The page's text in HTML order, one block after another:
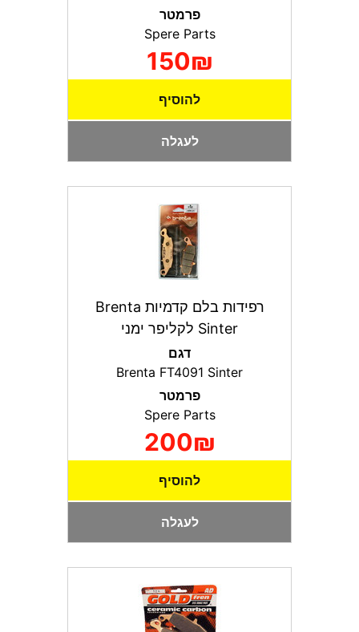
פרמטר
Spere Parts
150₪
להוסיף
לעגלה
רפידות בלם קדמיות Brenta
Sinter לקליפר ימני
דגם
Brenta FT4091 Sinter
פרמטר
Spere Parts
200₪
להוסיף
לעגלה